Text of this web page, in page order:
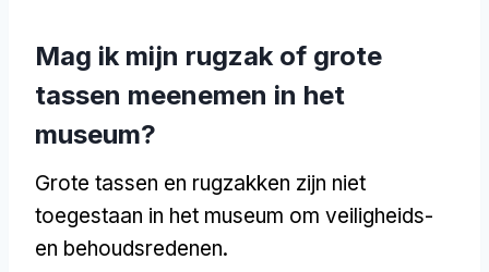
Mag ik mijn rugzak of grote
tassen meenemen in het
museum?
Grote tassen en rugzakken zijn niet
toegestaan in het museum om veiligheids-
en behoudsredenen.